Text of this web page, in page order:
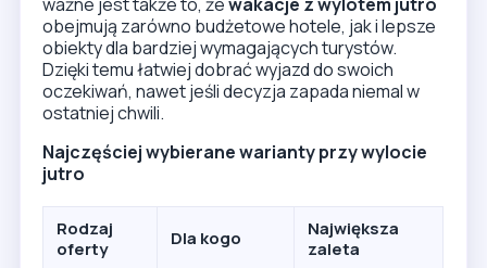
All inclusive
dla osób
nastawionych
na wygodę
pełny
wypoczynek
bez planowania
posiłków
Hotel
rodzinny
dla rodzin z
dziećmi
atrakcje dla
par
osób
wygodny relaks